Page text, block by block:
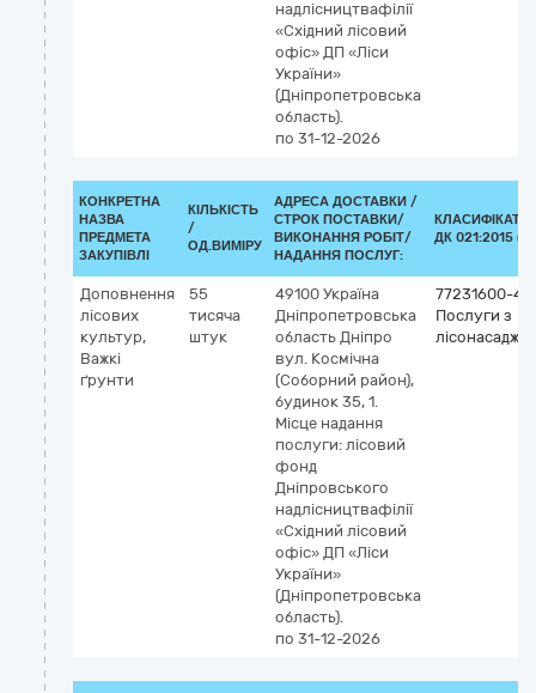
надлісництвафілії
«Східний лісовий
офіс» ДП «Ліси
України»
(Дніпропетровська
область).
по 31-12-2026
КОНКРЕТНА
НАЗВА
ПРЕДМЕТА
ЗАКУПІВЛІ
КІЛЬКІСТЬ
/
ОД.ВИМІРУ
АДРЕСА ДОСТАВКИ /
СТРОК ПОСТАВКИ/
ВИКОНАННЯ РОБІТ/
НАДАННЯ ПОСЛУГ:
ДК 021:2015
Доповнення
лісових
культур,
Важкі
ґрунти
55
тисяча
штук
49100 Україна
Дніпропетровська
область Дніпро
вул. Космічна
(Соборний район),
будинок 35, 1.
Місце надання
послуги: лісовий
фонд
Дніпровського
надлісництвафілії
«Східний лісовий
офіс» ДП «Ліси
України»
(Дніпропетровська
область).
по 31-12-2026
77231600-4
Послуги з